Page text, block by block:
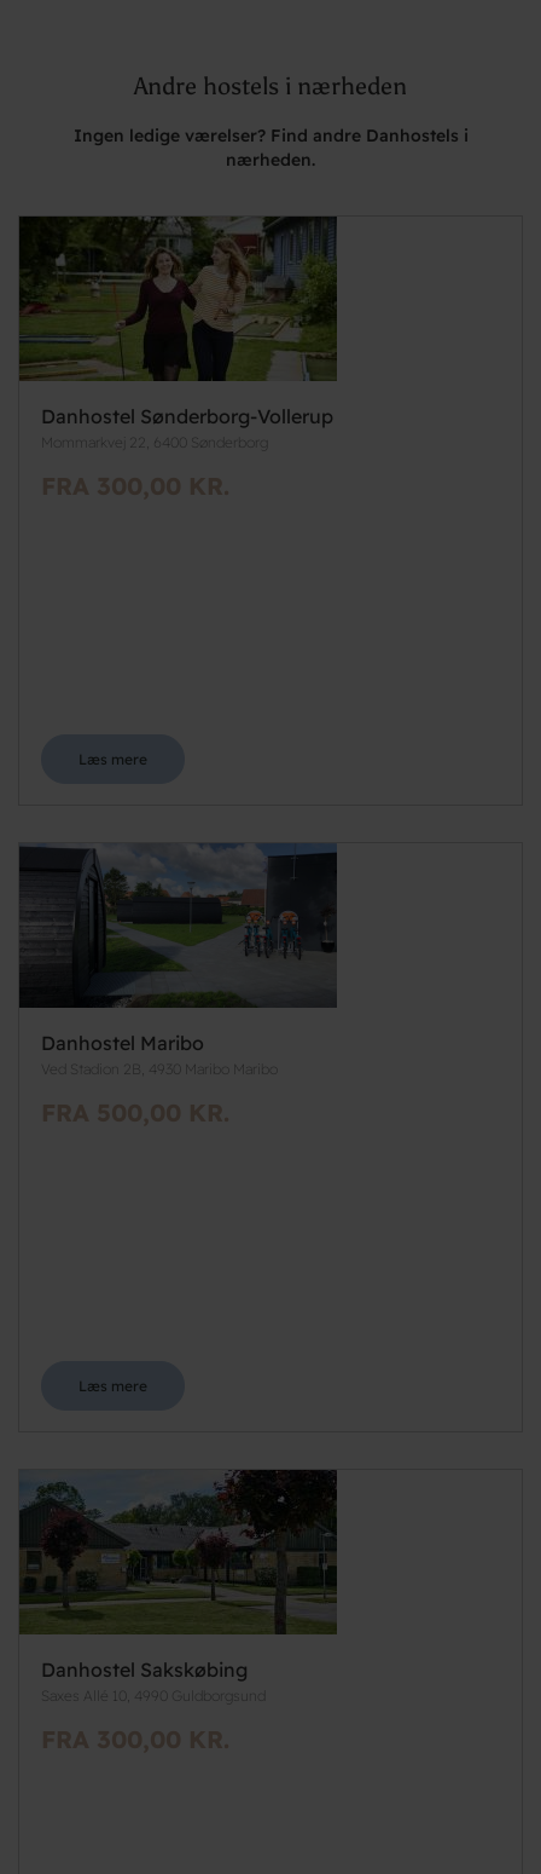
Andre hostels i nærheden
Ingen ledige værelser? Find andre Danhostels i
nærheden.
Danhostel Sønderborg-Vollerup
Mommarkvej 22, 6400 Sønderborg
FRA 300,00 KR.
Læs mere
Danhostel Maribo
Ved Stadion 2B, 4930 Maribo Maribo
FRA 500,00 KR.
Læs mere
Danhostel Sakskøbing
Saxes Allé 10, 4990 Guldborgsund
FRA 300,00 KR.